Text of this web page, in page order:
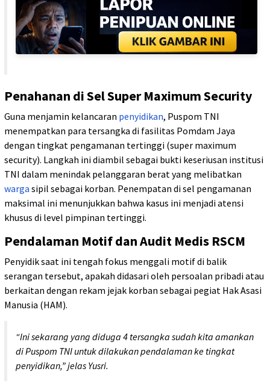
Penahanan di Sel Super Maximum Security
Guna menjamin kelancaran penyidikan, Puspom TNI
menempatkan para tersangka di fasilitas Pomdam Jaya
dengan tingkat pengamanan tertinggi (super maximum
security). Langkah ini diambil sebagai bukti keseriusan institusi
TNI dalam menindak pelanggaran berat yang melibatkan
warga sipil sebagai korban. Penempatan di sel pengamanan
maksimal ini menunjukkan bahwa kasus ini menjadi atensi
khusus di level pimpinan tertinggi.
Pendalaman Motif dan Audit Medis RSCM
Penyidik saat ini tengah fokus menggali motif di balik
serangan tersebut, apakah didasari oleh persoalan pribadi atau
berkaitan dengan rekam jejak korban sebagai pegiat Hak Asasi
Manusia (HAM).
“Ini sekarang yang diduga 4 tersangka sudah kita amankan
di Puspom TNI untuk dilakukan pendalaman ke tingkat
penyidikan,” jelas Yusri.